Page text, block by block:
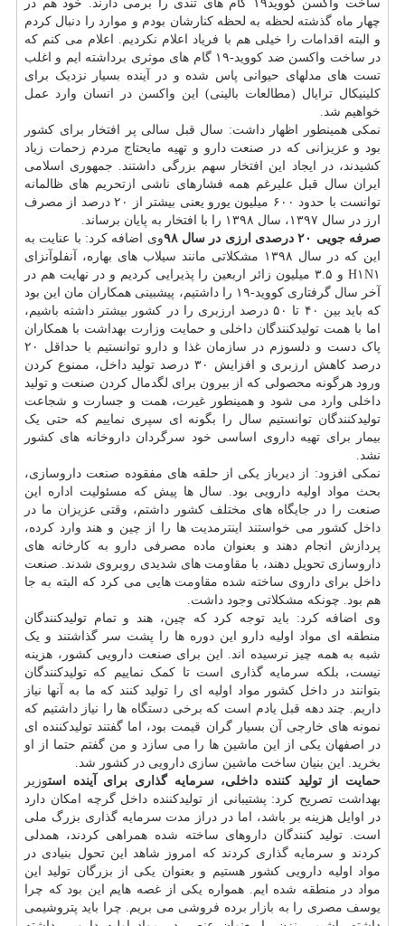
ساخت واکسن کووید۱۹ گام های تندی را برمی دارند. خود هم در
چهار ماه گذشته لحظه به لحظه کنارشان بودم و موارد را دنبال کردم
و البته اقدامات را خیلی هم با فریاد اعلام نکردیم. اعلام می کنم که
در ساخت واکسن ضد کووید-۱۹ گام های موثری برداشته ایم و اغلب
تست های مدلهای حیوانی پاس شده و در آینده بسیار نزدیک برای
کلینیکال ترایال (مطالعات بالینی) این واکسن در انسان وارد عمل
خواهیم شد.
نمکی همینطور اظهار داشت: سال قبل سالی پر افتخار برای کشور
بود و عزیزانی که در صنعت دارو و تهیه مایحتاج مردم زحمات زیاد
کشیدند، در ایجاد این افتخار سهم بزرگی داشتند. جمهوری اسلامی
ایران سال قبل علیرغم همه فشارهای ناشی ازتحریم های ظالمانه
توانست با حدود ۶۰۰ میلیون یورو یعنی بیشتر از ۲۰ درصد از مصرف
ارز در سال ۱۳۹۷، سال ۱۳۹۸ را با افتخار به پایان برساند.
صرفه جویی ۲۰ درصدی ارزی در سال ۹۸
وی اضافه کرد: با عنایت به
این که در سال ۱۳۹۸ مشکلاتی مانند سیلاب های بهاره، آنفلوآنزای
H۱N۱ و ۳.۵ میلیون زائر اربعین را پذیرایی کردیم و در نهایت هم در
آخر سال گرفتاری کووید-۱۹ را داشتیم، پیشبینی همکاران مان این بود
که باید بین ۴۰ تا ۵۰ درصد ارزبری را در کشور بیشتر داشته باشیم،
اما با همت تولیدکنندگان داخلی و حمایت وزارت بهداشت با همکاران
پاک دست و دلسوزم در سازمان غذا و دارو توانستیم با حداقل ۲۰
درصد کاهش ارزبری و افزایش ۳۰ درصد تولید داخل، ممنوع کردن
ورود هرگونه محصولی که از بیرون برای لگدمال کردن صنعت و تولید
داخلی وارد می شود و همینطور غیرت، همت و جسارت و شجاعت
تولیدکنندگان توانستیم سال را بگونه ای سپری نماییم که حتی یک
بیمار برای تهیه داروی اساسی خود سرگردان داروخانه های کشور
نشد.
نمکی افزود: از دیرباز یکی از حلقه های مفقوده صنعت داروسازی،
بحث مواد اولیه دارویی بود. سال ها پیش که مسئولیت اداره این
صنعت را در جایگاه های مختلف کشور داشتم، وقتی عزیزان ما در
داخل کشور می خواستند اینترمدیت ها را از چین و هند وارد کرده،
پردازش انجام دهند و بعنوان ماده مصرفی دارو به کارخانه های
داروسازی تحویل دهند، با مقاومت های شدیدی روبروی شدند. صنعت
داخل برای داروی ساخته شده مقاومت هایی می کرد که البته به جا
هم بود. چونکه مشکلاتی وجود داشت.
وی اضافه کرد: باید توجه کرد که چین، هند و تمام تولیدکنندگان
منطقه ای مواد اولیه دارو این دوره ها را پشت سر گذاشتند و یک
شبه به همه چیز نرسیده اند. این برای صنعت دارویی کشور، هزینه
نیست، بلکه سرمایه گذاری است تا کمک نماییم که تولیدکنندگان
بتوانند در داخل کشور مواد اولیه ای را تولید کنند که ما به آنها نیاز
داریم. چند دهه قبل یادم است که برخی دستگاه ها را نیاز داشتیم که
نمونه های خارجی آن بسیار گران قیمت بود، اما گفتند تولیدکننده ای
در اصفهان یکی از این ماشین ها را می سازد و من گفتم حتما از او
بخرید. این بنیان ساخت ماشین سازی دارویی در کشور شد.
حمایت از تولید کننده داخلی، سرمایه گذاری برای آینده استوزیر
بهداشت تصریح کرد: پشتیبانی از تولیدکننده داخل گرچه امکان دارد
در اوایل هزینه بر باشد، اما در دراز مدت سرمایه گذاری بزرگ ملی
است. تولید کنندگان داروهای ساخته شده همراهی کردند، همدلی
کردند و سرمایه گذاری کردند که امروز شاهد این تحول بنیادی در
مواد اولیه دارویی کشور هستیم و بعنوان یکی از بزرگان تولید این
مواد در منطقه شده ایم. همواره یکی از غصه هایم این بود که چرا
یوسف مصری را به بازار برده فروشی می بریم. چرا باید پتروشیمی